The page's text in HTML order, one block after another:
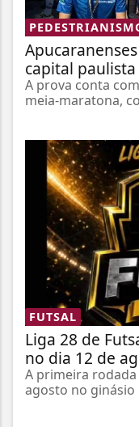
capital paulista
A prova conta
meia-maratona,
FUTSAL
Liga 28 de
no dia 12 de
A primeira
agosto no ginásio